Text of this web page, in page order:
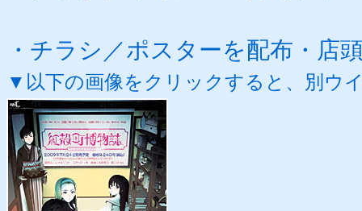
・チラシ／ポスターを配布・店
▼以下の画像をクリックすると、別ウ